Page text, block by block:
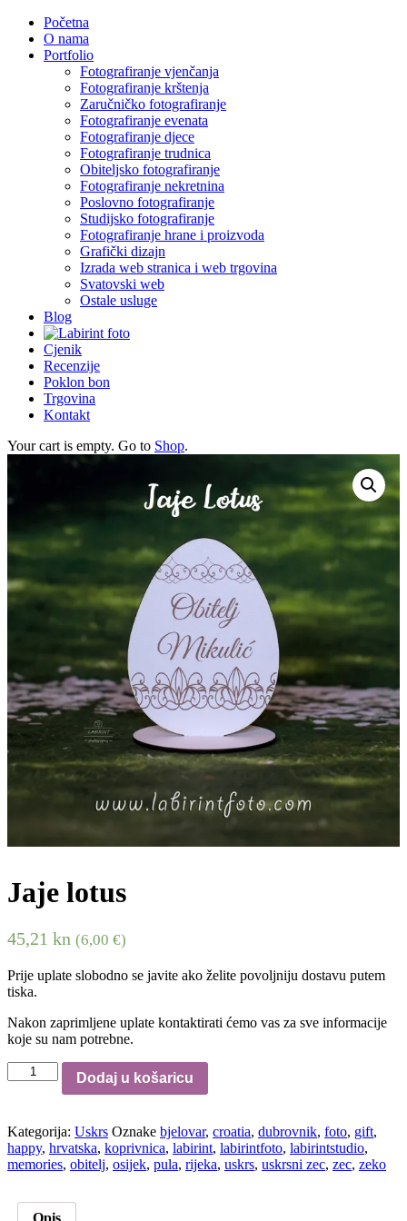
Početna
O nama
Portfolio
Fotografiranje vjenčanja
Fotografiranje krštenja
Zaručničko fotografiranje
Fotografiranje evenata
Fotografiranje djece
Fotografiranje trudnica
Obiteljsko fotografiranje
Fotografiranje nekretnina
Poslovno fotografiranje
Studijsko fotografiranje
Fotografiranje hrane i proizvoda
Grafički dizajn
Izrada web stranica i web trgovina
Svatovski web
Ostale usluge
Blog
Cjenik
Recenzije
Poklon bon
Trgovina
Kontakt
Your cart is empty. Go to Shop.
Jaje lotus
45,21 kn (6,00 €)
Prije uplate slobodno se javite ako želite povoljniju dostavu putem
tiska.
Nakon zaprimljene uplate kontaktirati ćemo vas za sve informacije
koje su nam potrebne.
lotus
Dodaj u košaricu
Kategorija: Uskrs Oznake bjelovar, croatia, dubrovnik, foto, gift,
happy, hrvatska, koprivnica, labirint, labirintfoto, labirintstudio,
memories, obitelj, osijek, pula, rijeka, uskrs, uskrsni zec, zec, zeko